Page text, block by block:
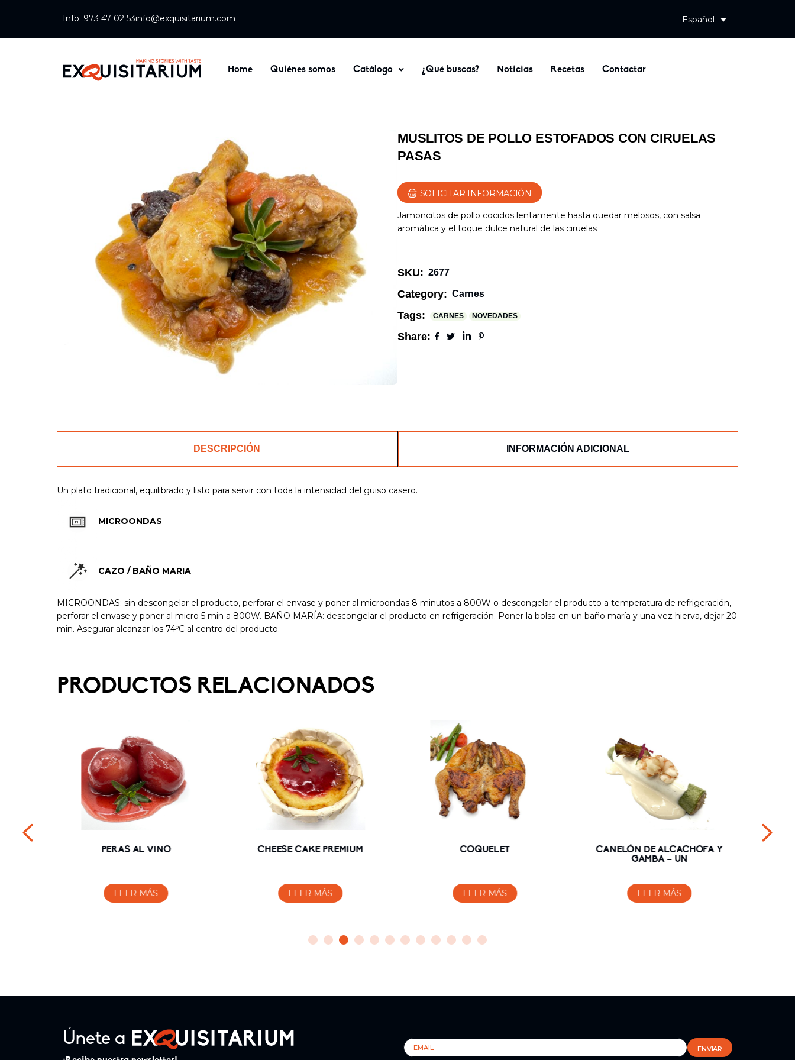
Info: 973 47 02 53info@exquisitarium.com Español
Home Quiénes somos Catálogo ¿Qué buscas? Noticias Recetas Contactar
MUSLITOS DE POLLO ESTOFADOS CON CIRUELAS
PASAS
SOLICITAR INFORMACIÓN
Jamoncitos de pollo cocidos lentamente hasta quedar melosos, con salsa
aromática y el toque dulce natural de las ciruelas
SKU: 2677
Category: Carnes
Tags: CARNES NOVEDADES
Share:
DESCRIPCIÓN INFORMACIÓN ADICIONAL
Un plato tradicional, equilibrado y listo para servir con toda la intensidad del guiso casero.
MICROONDAS
CAZO / BAÑO MARIA
MICROONDAS: sin descongelar el producto, perforar el envase y poner al microondas 8 minutos a 800W o descongelar el producto a temperatura de refrigeración,
perforar el envase y poner al micro 5 min a 800W. BAÑO MARÍA: descongelar el producto en refrigeración. Poner la bolsa en un baño maría y una vez hierva, dejar 20
min. Asegurar alcanzar los 74ºC al centro del producto.
PRODUCTOS RELACIONADOS
PERAS AL VINO
LEER MÁS
CHEESE CAKE PREMIUM
LEER MÁS
COQUELET
LEER MÁS
CANELÓN DE ALCACHOFA Y
GAMBA – UN
LEER MÁS
Únete a